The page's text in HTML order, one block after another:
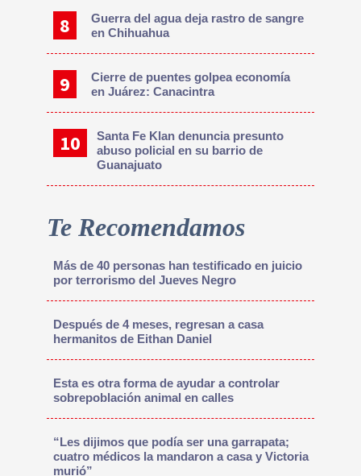
Guerra del agua deja rastro de sangre
en Chihuahua
Cierre de puentes golpea economía
en Juárez: Canacintra
Santa Fe Klan denuncia presunto
abuso policial en su barrio de
Guanajuato
Te Recomendamos
Más de 40 personas han testificado en juicio
por terrorismo del Jueves Negro
Después de 4 meses, regresan a casa
hermanitos de Eithan Daniel
Esta es otra forma de ayudar a controlar
sobrepoblación animal en calles
“Les dijimos que podía ser una garrapata;
cuatro médicos la mandaron a casa y Victoria
murió”